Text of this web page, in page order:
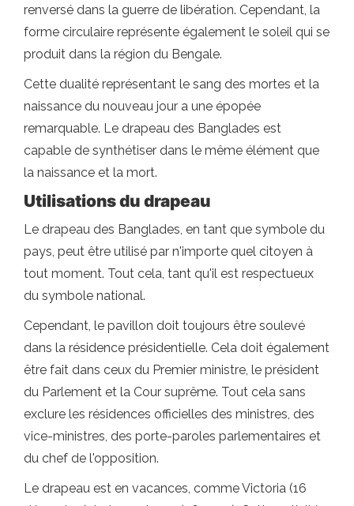
renversé dans la guerre de libération. Cependant, la
forme circulaire représente également le soleil qui se
produit dans la région du Bengale.
Cette dualité représentant le sang des mortes et la
naissance du nouveau jour a une épopée
remarquable. Le drapeau des Banglades est
capable de synthétiser dans le même élément que
la naissance et la mort.
Utilisations du drapeau
Le drapeau des Banglades, en tant que symbole du
pays, peut être utilisé par n'importe quel citoyen à
tout moment. Tout cela, tant qu'il est respectueux
du symbole national.
Cependant, le pavillon doit toujours être soulevé
dans la résidence présidentielle. Cela doit également
être fait dans ceux du Premier ministre, le président
du Parlement et la Cour suprême. Tout cela sans
exclure les résidences officielles des ministres, des
vice-ministres, des porte-paroles parlementaires et
du chef de l'opposition.
Le drapeau est en vacances, comme Victoria (16